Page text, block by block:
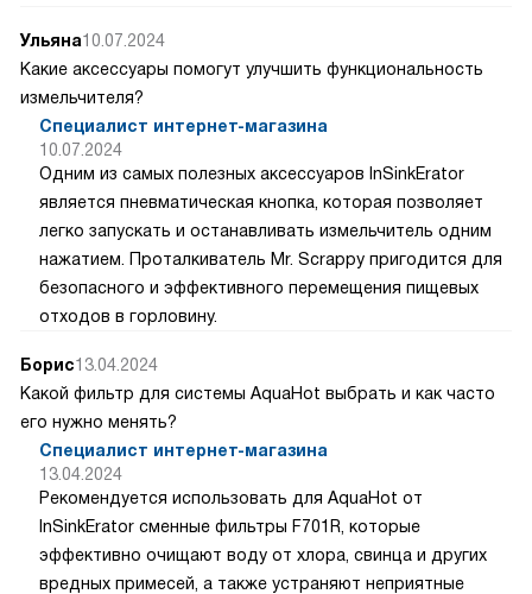
Ульяна10.07.2024
Какие аксессуары помогут улучшить функциональность
измельчителя?
Специалист интернет-магазина
10.07.2024
Одним из самых полезных аксессуаров InSinkErator
является пневматическая кнопка, которая позволяет
легко запускать и останавливать измельчитель одним
нажатием. Проталкиватель Mr. Scrappy пригодится для
безопасного и эффективного перемещения пищевых
отходов в горловину.
Борис13.04.2024
Какой фильтр для системы AquaHot выбрать и как часто
его нужно менять?
Специалист интернет-магазина
13.04.2024
Рекомендуется использовать для AquaHot от
InSinkErator сменные фильтры F701R, которые
эффективно очищают воду от хлора, свинца и других
вредных примесей, а также устраняют неприятные